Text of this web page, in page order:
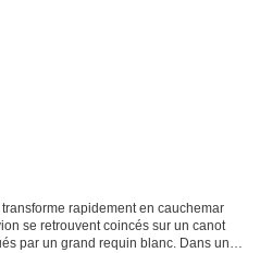
rapidement en cauchemar
se retrouvent coincés sur un canot
par un grand requin blanc. Dans une